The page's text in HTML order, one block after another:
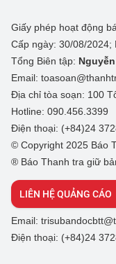
Giấy phép hoạt động
Cấp ngày: 30/08/2024;
Tổng Biên tập:
Email:
Địa chỉ tòa soạn: 100
Hotline: 090.456.3399
Điện thoại: (+84)24
© Copyright 2025 Báo
® Báo Thanh tra giữ
LIÊN HỆ QUẢNG CÁO
Email:
Điện thoại: (+84)24